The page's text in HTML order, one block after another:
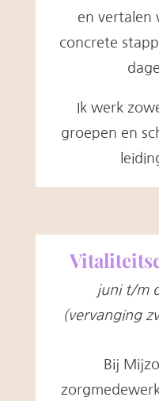
en vertalen
concrete
Ik werk
groepen en
juni t/m
(vervanging
Bij